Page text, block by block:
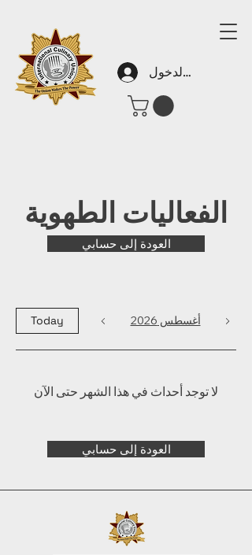
تسجيل الدخول
الفعاليات الطهوية
العودة إلى حسابي
أغسطس 2026 Today
لا توجد أحداث في هذا الشهر حتى الآن
العودة إلى حسابي